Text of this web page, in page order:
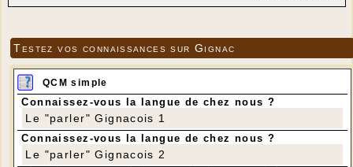
Testez vos connaissances sur Gignac
QCM simple
Connaissez-vous la langue de chez nous ?
Le "parler" Gignacois 1
Connaissez-vous la langue de chez nous ?
Le "parler" Gignacois 2